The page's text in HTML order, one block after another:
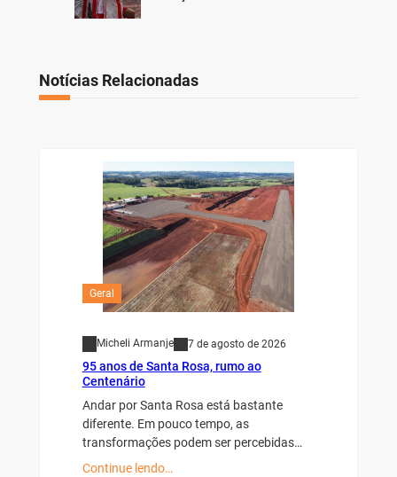
Notícias Relacionadas
Geral
Micheli Armanje 7 de agosto de 2026
95 anos de Santa Rosa, rumo ao
Centenário
Andar por Santa Rosa está bastante
diferente. Em pouco tempo, as
transformações podem ser percebidas…
Continue lendo…